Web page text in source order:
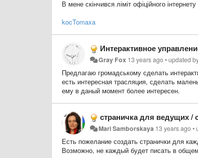
4. Сколько времени вам удобно этому
В мене скінчився ліміт офіційного
kocTomaxa
Интерактивное
Gray Fox 13 years ago•updated
Предлагаю громадському сделать
есть интересная трасляция, сделать
ему в даный момент более интересен.
страничка для ведущих /
Mari Samborskaya 13 years ago•
Есть пожелание создать странички для
Возможно, не каждый будет писать в